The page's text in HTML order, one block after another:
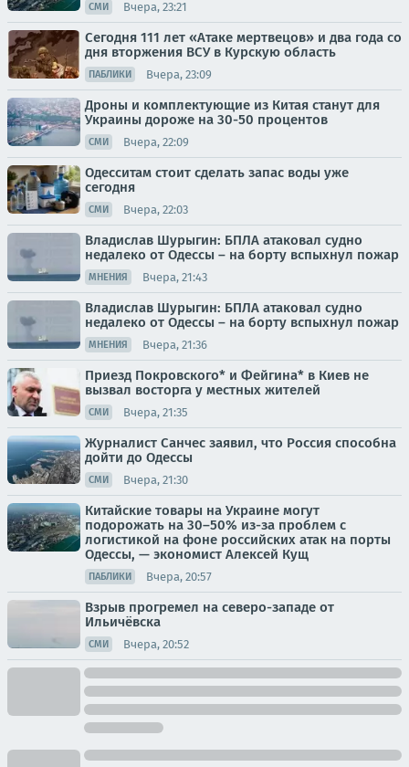
СМИ Вчера, 23:21
Сегодня 111 лет «Атаке мертвецов» и два года со
дня вторжения ВСУ в Курскую область
ПАБЛИКИ Вчера, 23:09
Дроны и комплектующие из Китая станут для
Украины дороже на 30-50 процентов
СМИ Вчера, 22:09
Одесситам стоит сделать запас воды уже
сегодня
СМИ Вчера, 22:03
Владислав Шурыгин: БПЛА атаковал судно
недалеко от Одессы – на борту вспыхнул пожар
МНЕНИЯ Вчера, 21:43
Владислав Шурыгин: БПЛА атаковал судно
недалеко от Одессы – на борту вспыхнул пожар
МНЕНИЯ Вчера, 21:36
Приезд Покровского* и Фейгина* в Киев не
вызвал восторга у местных жителей
СМИ Вчера, 21:35
Журналист Санчес заявил, что Россия способна
дойти до Одессы
СМИ Вчера, 21:30
Китайские товары на Украине могут
подорожать на 30–50% из-за проблем с
логистикой на фоне российских атак на порты
Одессы, — экономист Алексей Кущ
ПАБЛИКИ Вчера, 20:57
Взрыв прогремел на северо-западе от
Ильичёвска
СМИ Вчера, 20:52